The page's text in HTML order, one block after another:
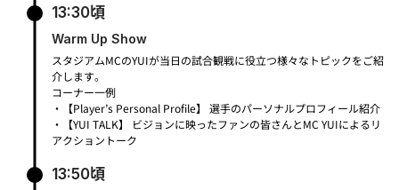
13:30頃
Warm Up Show
スタジアムMCのYUIが当日の試合観戦に役立つ様々なトピックをご紹
介します。
コーナー一例
・【Player’s Personal Profile】 選手のパーソナルプロフィール紹介
・【YUI TALK】 ビジョンに映ったファンの皆さんとMC YUIによるリ
アクショントーク
13:50頃